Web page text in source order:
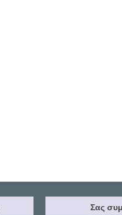
Σας